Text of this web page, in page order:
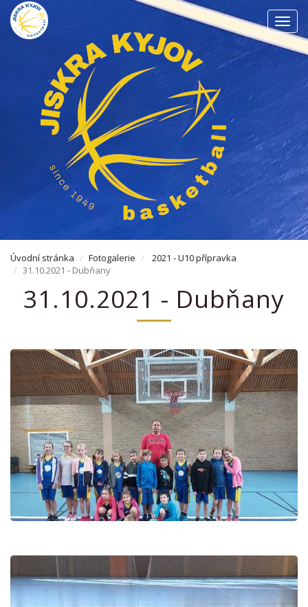
Úvodní stránka Fotogalerie
2021 - U10 přípravka
31.10.2021 - Dubňany
31.10.2021 - Dubňany